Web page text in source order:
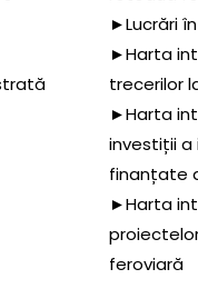
►Lucrări
►Harta
trecerilor
►Harta
investiții a
finanțate
►Harta
feroviară